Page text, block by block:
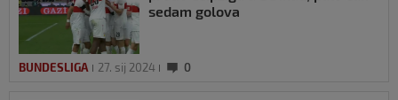
sedam golova
BUNDESLIGA 27. sij 2024 0